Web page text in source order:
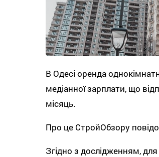
В Одесі оренда
медіанної зарплати, що
місяць.
Про це СтройОбзору
Згідно з дослідженням,